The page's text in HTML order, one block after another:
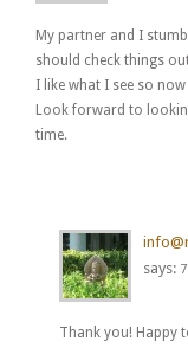
My partner and I
should check things
I like what I see so
Look forward to
time.
says:
Thank you! Happy